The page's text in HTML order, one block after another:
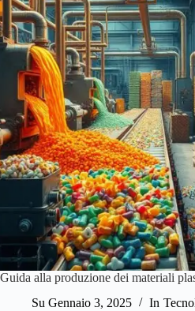
Guida alla produzione dei materiali
Su Gennaio 3, 2025 In